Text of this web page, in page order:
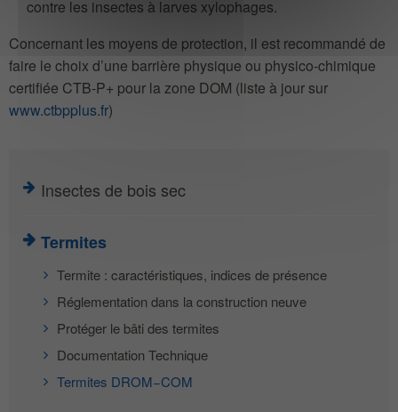
contre les insectes à larves xylophages.
Concernant les moyens de protection, il est recommandé de
faire le choix d’une barrière physique ou physico-chimique
certifiée CTB-P+ pour la zone DOM (liste à jour sur
www.ctbpplus.fr)
Insectes de bois sec
Termites
Termite : caractéristiques, indices de présence
Réglementation dans la construction neuve
Protéger le bâti des termites
Documentation Technique
Termites DROM−COM